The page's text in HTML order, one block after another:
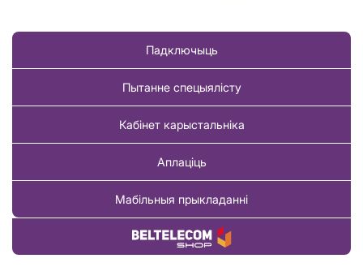
Падключыць
Пытанне спецыялісту
Кабінет карыстальніка
Аплаціць
Мабільныя прыкладанні
Купіць тавар